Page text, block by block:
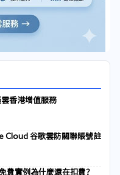
香港增值服務
Cloud 谷歌雲防關聯賬號註
費實例為什麼還在扣費？